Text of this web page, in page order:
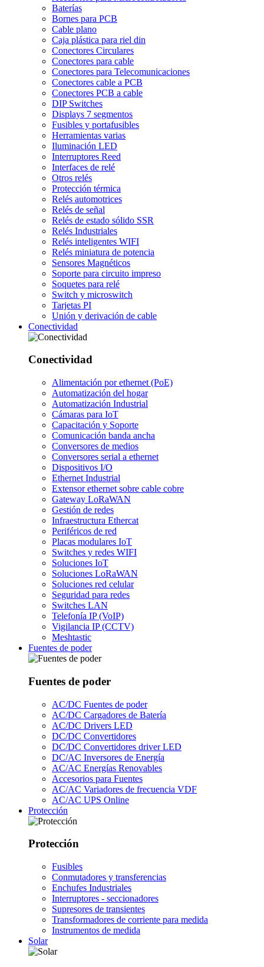
Baterías
Bornes para PCB
Cable plano
Caja plástica para riel din
Conectores Circulares
Conectores para cable
Conectores para Telecomunicaciones
Conectores cable a PCB
Conectores PCB a cable
DIP Switches
Displays 7 segmentos
Fusibles y portafusibles
Herramientas varias
Iluminación LED
Interruptores Reed
Interfaces de relé
Otros relés
Protección térmica
Relés automotrices
Relés de señal
Relés de estado sólido SSR
Relés Industriales
Relés inteligentes WIFI
Relés miniatura de potencia
Sensores Magnéticos
Soporte para circuito impreso
Soquetes para relé
Switch y microswitch
Tarjetas PI
Unión y derivación de cable
Conectividad
Conectividad
Alimentación por ethernet (PoE)
Automatización del hogar
Automatización Industrial
Cámaras para IoT
Capacitación y Soporte
Comunicación banda ancha
Conversores de medios
Conversores serial a ethernet
Dispositivos I/O
Ethernet Industrial
Extensor ethernet sobre cable cobre
Gateway LoRaWAN
Gestión de redes
Infraestructura Ethercat
Periféricos de red
Placas modulares IoT
Switches y redes WIFI
Soluciones IoT
Soluciones LoRaWAN
Soluciones red celular
Seguridad para redes
Switches LAN
Telefonía IP (VoIP)
Vigilancia IP (CCTV)
Meshtastic
Fuentes de poder
Fuentes de poder
AC/DC Fuentes de poder
AC/DC Cargadores de Batería
AC/DC Drivers LED
DC/DC Convertidores
DC/DC Convertidores driver LED
DC/AC Inversores de Energía
AC/AC Energías Renovables
Accesorios para Fuentes
AC/AC Variadores de frecuencia VDF
AC/AC UPS Online
Protección
Protección
Fusibles
Conmutadores y transferencias
Enchufes Industriales
Interruptores - seccionadores
Supresores de transientes
Transformadores de corriente para medida
Instrumentos de medida
Solar